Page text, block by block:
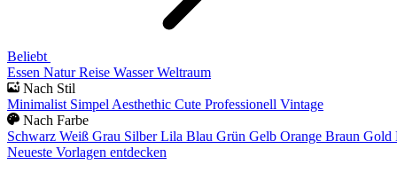
Beliebt
Essen Natur Reise Wasser Weltraum
Nach Stil
Minimalist Simpel Aesthethic Cute Professionell Vintage
Nach Farbe
Schwarz Weiß Grau Silber Lila Blau Grün Gelb Orange Braun Gold
Neueste Vorlagen entdecken